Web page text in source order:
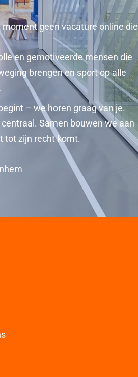
geen vacature online die
en gemotiveerde mensen die
brengen en sport op alle
– we horen graag van je.
Samen bouwen we aan
tot zijn recht komt.